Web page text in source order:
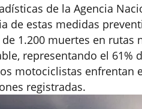
de la Agencia
de estas medidas
de 1.200 muertes en rutas
representando el 61%
motociclistas enfrentan
registradas.